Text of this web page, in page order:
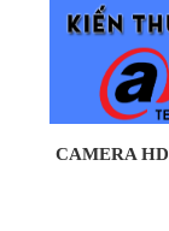
CAMERA HD